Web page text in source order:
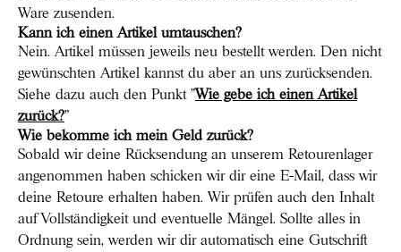
Ware zusenden.
Kann ich einen Artikel umtauschen?
Nein. Artikel müssen jeweils neu bestellt werden. Den nicht
gewünschten Artikel kannst du aber an uns zurücksenden.
Siehe dazu auch den Punkt "Wie gebe ich einen Artikel
zurück?"
Wie bekomme ich mein Geld zurück?
Sobald wir deine Rücksendung an unserem Retourenlager
angenommen haben schicken wir dir eine E-Mail, dass wir
deine Retoure erhalten haben. Wir prüfen auch den Inhalt
auf Vollständigkeit und eventuelle Mängel. Sollte alles in
Ordnung sein, werden wir dir automatisch eine Gutschrift